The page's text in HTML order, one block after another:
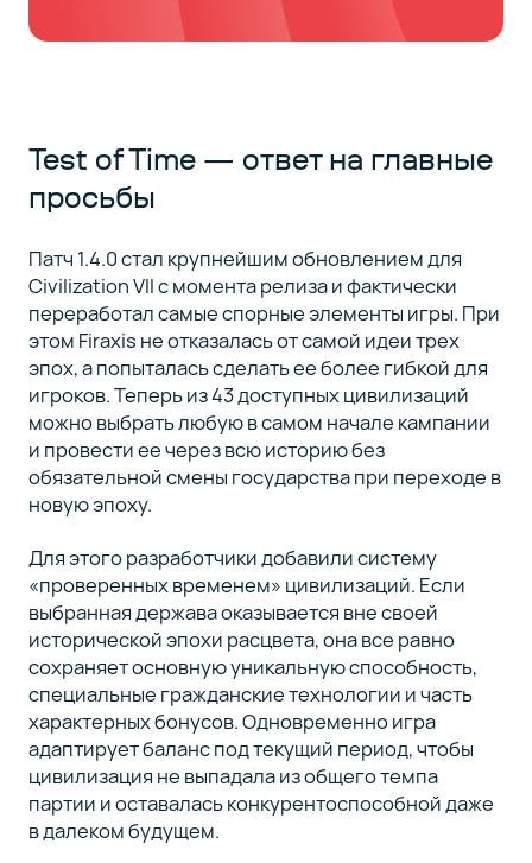
Test of Time — ответ на главные
просьбы
Патч 1.4.0 стал крупнейшим обновлением для
Civilization VII с момента релиза и фактически
переработал самые спорные элементы игры. При
этом Firaxis не отказалась от самой идеи трех
эпох, а попыталась сделать ее более гибкой для
игроков. Теперь из 43 доступных цивилизаций
можно выбрать любую в самом начале кампании
и провести ее через всю историю без
обязательной смены государства при переходе в
новую эпоху.
Для этого разработчики добавили систему
«проверенных временем» цивилизаций. Если
выбранная держава оказывается вне своей
исторической эпохи расцвета, она все равно
сохраняет основную уникальную способность,
специальные гражданские технологии и часть
характерных бонусов. Одновременно игра
адаптирует баланс под текущий период, чтобы
цивилизация не выпадала из общего темпа
партии и оставалась конкурентоспособной даже
в далеком будущем.